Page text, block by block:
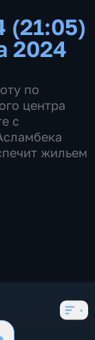
(21:05)
2024
по
центра
с
жильем